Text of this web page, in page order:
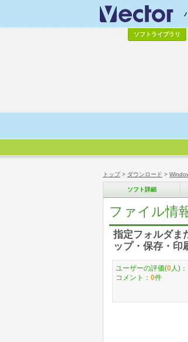
トップ> ダウンロード >
ソフト詳細
ファイル情
指定フォルダま
ップ・保存・印
ユーザーの評価(0 人)：
コメント： 0件
ソフトライブラリ